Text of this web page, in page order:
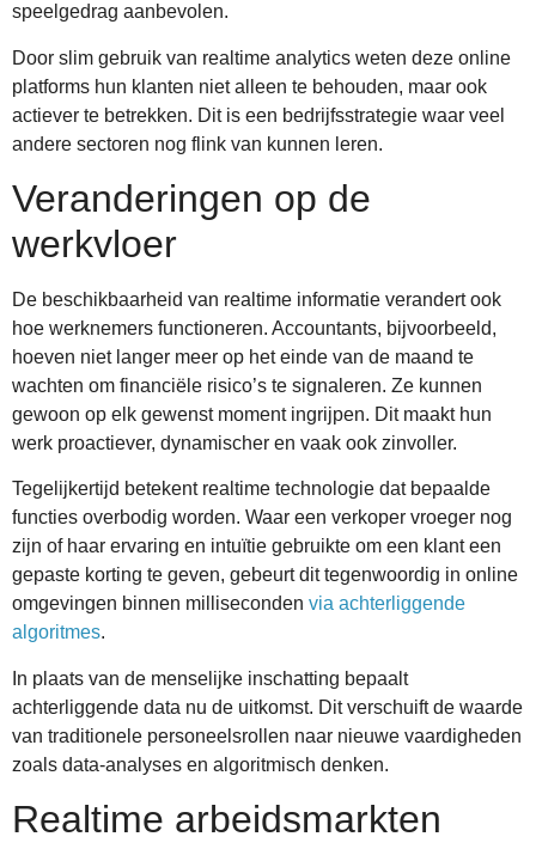
speelgedrag aanbevolen.
Door slim gebruik van realtime analytics weten deze online
platforms hun klanten niet alleen te behouden, maar ook
actiever te betrekken. Dit is een bedrijfsstrategie waar veel
andere sectoren nog flink van kunnen leren.
Veranderingen op de
werkvloer
De beschikbaarheid van realtime informatie verandert ook
hoe werknemers functioneren. Accountants, bijvoorbeeld,
hoeven niet langer meer op het einde van de maand te
wachten om financiële risico’s te signaleren. Ze kunnen
gewoon op elk gewenst moment ingrijpen. Dit maakt hun
werk proactiever, dynamischer en vaak ook zinvoller.
Tegelijkertijd betekent realtime technologie dat bepaalde
functies overbodig worden. Waar een verkoper vroeger nog
zijn of haar ervaring en intuïtie gebruikte om een klant een
gepaste korting te geven, gebeurt dit tegenwoordig in online
omgevingen binnen milliseconden via achterliggende
algoritmes.
In plaats van de menselijke inschatting bepaalt
achterliggende data nu de uitkomst. Dit verschuift de waarde
van traditionele personeelsrollen naar nieuwe vaardigheden
zoals data-analyses en algoritmisch denken.
Realtime arbeidsmarkten